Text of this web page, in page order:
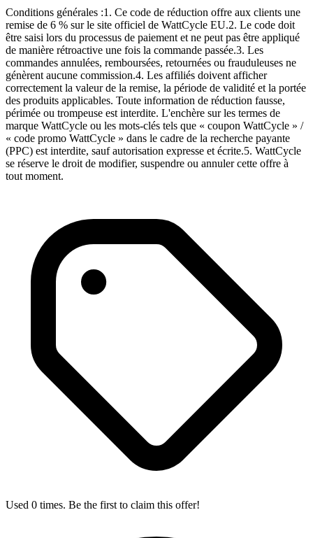
Conditions générales :1. Ce code de réduction offre aux clients une
remise de 6 % sur le site officiel de WattCycle EU.2. Le code doit
être saisi lors du processus de paiement et ne peut pas être appliqué
de manière rétroactive une fois la commande passée.3. Les
commandes annulées, remboursées, retournées ou frauduleuses ne
génèrent aucune commission.4. Les affiliés doivent afficher
correctement la valeur de la remise, la période de validité et la portée
des produits applicables. Toute information de réduction fausse,
périmée ou trompeuse est interdite. L'enchère sur les termes de
marque WattCycle ou les mots-clés tels que « coupon WattCycle » /
« code promo WattCycle » dans le cadre de la recherche payante
(PPC) est interdite, sauf autorisation expresse et écrite.5. WattCycle
se réserve le droit de modifier, suspendre ou annuler cette offre à
tout moment.
Used 0 times. Be the first to claim this offer!